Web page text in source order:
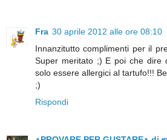
Fra 30 aprile 2012 alle ore 08:10
Innanzitutto complimenti per il
Super meritato ;) E poi che dire
solo essere allergici al tartufo!!!
;)
Rispondi